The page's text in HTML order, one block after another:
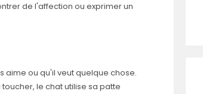
de l'affection ou exprimer un
aime ou qu'il veut quelque chose.
le chat utilise sa patte